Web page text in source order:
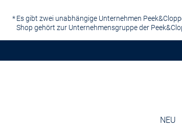
Es gibt zwei unabhängige Unternehmen
Shop gehört zur Unternehmensgruppe der
NEU